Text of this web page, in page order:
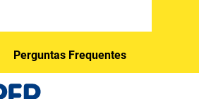
Perguntas Frequentes